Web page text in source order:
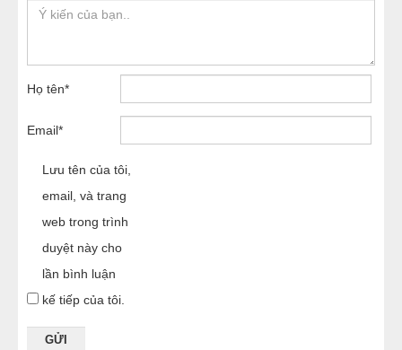
Họ tên*
Email*
Lưu tên của tôi,
email, và trang
web trong trình
duyệt này cho
lần bình luận
kế tiếp của tôi.